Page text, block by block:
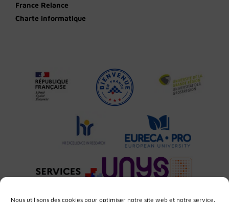
Nous utilisons des cookies pour optimiser notre site web et notre service.
France Relance
Charte informatique